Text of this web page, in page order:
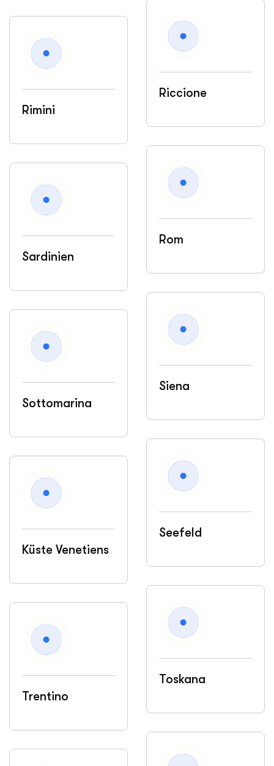
Riccione
Rimini
Rom
Sardinien
Siena
Sottomarina
Seefeld
Küste Venetiens
Toskana
Trentino